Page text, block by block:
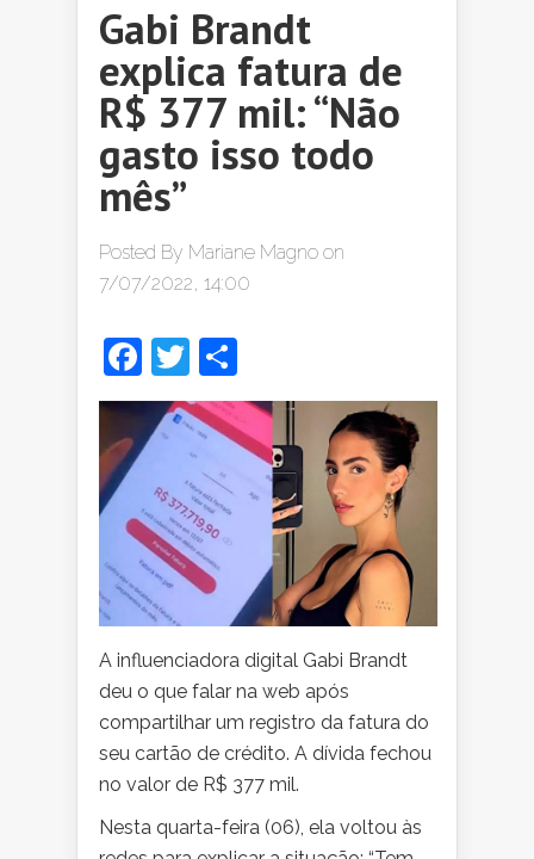
Gabi Brandt
explica fatura de
R$ 377 mil: “Não
gasto isso todo
mês”
Posted By Mariane Magno on
7/07/2022, 14:00
Facebook
Twitter
A influenciadora digital Gabi Brandt
deu o que falar na web após
compartilhar um registro da fatura do
seu cartão de crédito. A dívida fechou
no valor de R$ 377 mil.
Nesta quarta-feira (06), ela voltou às